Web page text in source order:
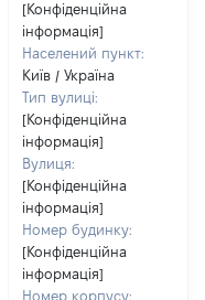
[Конфіденційна
інформація]
Населений пункт:
Київ / Україна
Тип вулиці:
[Конфіденційна
інформація]
Вулиця:
[Конфіденційна
інформація]
Номер будинку:
[Конфіденційна
інформація]
Номер корпусу: